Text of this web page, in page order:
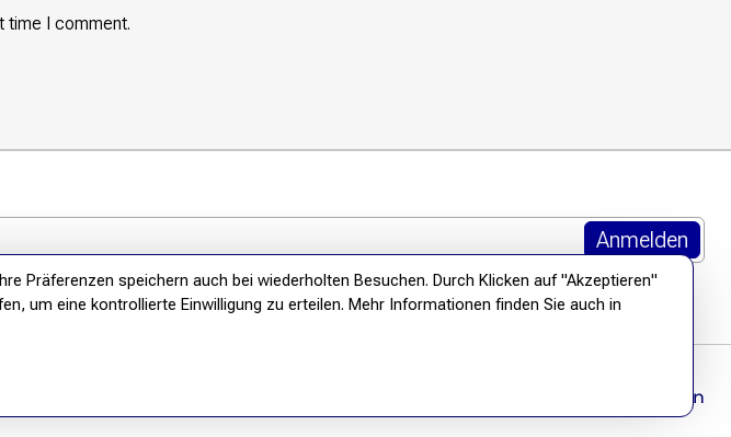
time I comment.
Wir befreien Wissen
Präferenzen speichern auch bei wiederholten Besuchen. Durch Klicken auf "Akzeptieren"
um eine kontrollierte Einwilligung zu erteilen. Mehr Informationen finden Sie auch in